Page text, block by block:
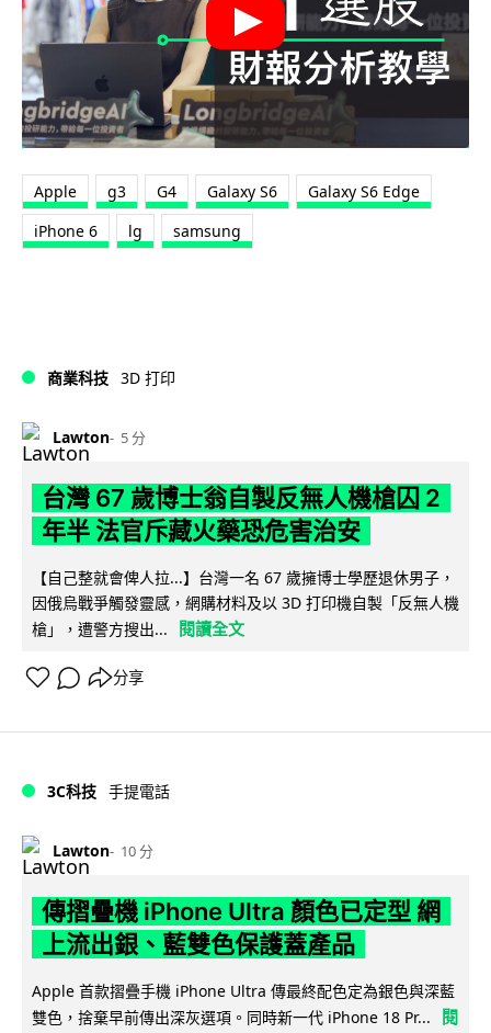
Apple g3 G4 Galaxy S6
Galaxy S6 Edge
iPhone 6
lg samsung
商業科技 3D 打印
Lawton 5 分
台灣 67 歲博士翁自製反無人機槍囚 2
年半 法官斥藏火藥恐危害治安
【自己整就會俾人拉...】台灣一名 67 歲擁博士學歷退休男子，
因俄烏戰爭觸發靈感，網購材料及以 3D 打印機自製「反無人機
槍」，遭警方搜出...
閱讀全文
分享
3C科技 手提電話
Lawton 10 分
傳摺疊機 iPhone Ultra 顏色已定型 網
上流出銀、藍雙色保護蓋產品
Apple 首款摺疊手機 iPhone Ultra 傳最終配色定為銀色與深藍
雙色，捨棄早前傳出深灰選項。同時新一代 iPhone 18 Pr...
閱